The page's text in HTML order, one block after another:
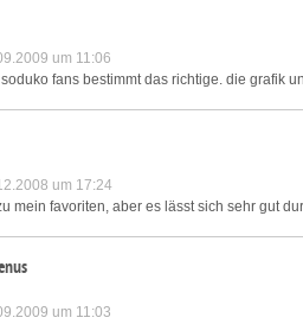
um 11:06
fans bestimmt das richtige. die grafik
um 17:24
mein favoriten, aber es lässt sich sehr gut
um 11:03